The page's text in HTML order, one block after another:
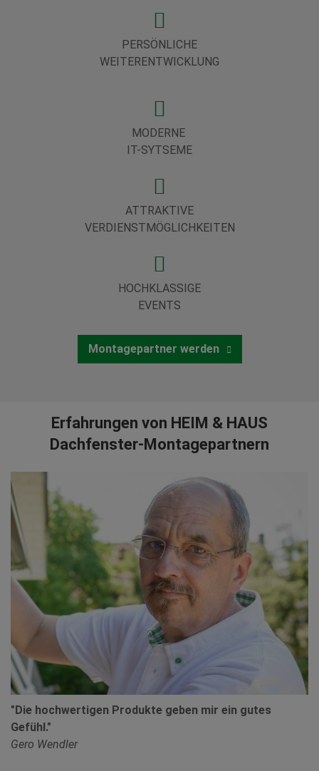
PERSÖNLICHE
WEITERENTWICKLUNG
MODERNE
IT-SYTSEME
ATTRAKTIVE
VERDIENSTMÖGLICHKEITEN
HOCHKLASSIGE
EVENTS
Montagepartner werden
Erfahrungen von HEIM & HAUS
Dachfenster-Montagepartnern
"Die hochwertigen Produkte geben mir ein gutes
Gefühl."
Gero Wendler